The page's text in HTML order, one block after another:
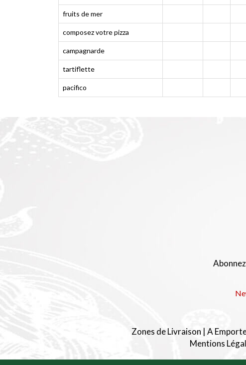
fruits de mer
composez votre pizza
campagnarde
tartiflette
pacifico
Zones de Livraison | A
Mentions